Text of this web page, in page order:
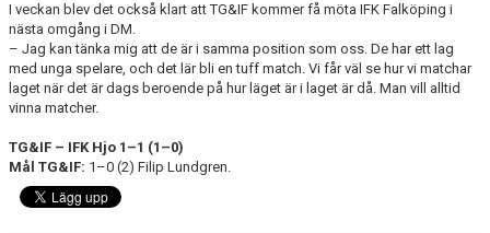
I veckan blev det också klart att TG&IF kommer få möta IFK Falköping i
nästa omgång i DM.
– Jag kan tänka mig att de är i samma position som oss. De har ett lag
med unga spelare, och det lär bli en tuff match. Vi får väl se hur vi matchar
laget när det är dags beroende på hur läget är i laget är då. Man vill alltid
vinna matcher.
TG&IF – IFK Hjo 1–1 (1–0)
Mål TG&IF: 1–0 (2) Filip Lundgren.